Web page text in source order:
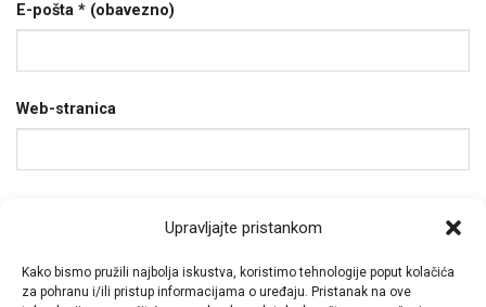
Upravljajte pristankom
Kako bismo pružili najbolja iskustva, koristimo tehnologije poput kolačića
za pohranu i/ili pristup informacijama o uređaju. Pristanak na ove
E-pošta * (obavezno)
Web-stranica
komentirao.